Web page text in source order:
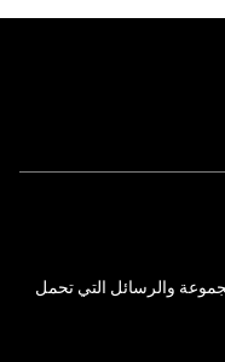
والرسائل التي تحمل